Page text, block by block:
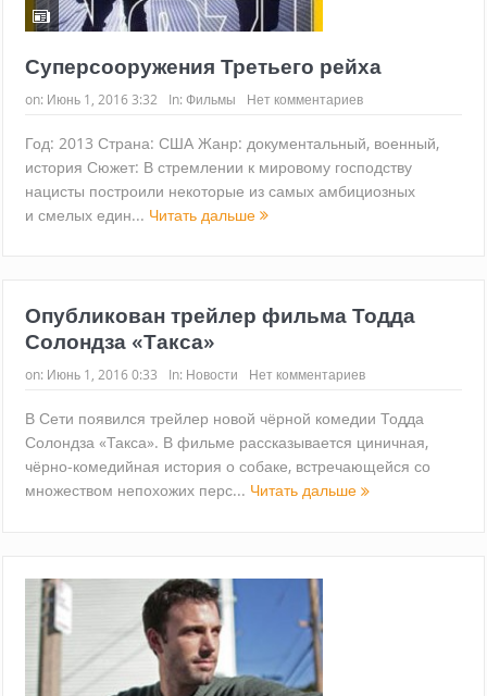
Суперсооружения Третьего рейха
on: Июнь 1, 2016 3:32 In: Фильмы Нет комментариев
Год: 2013 Страна: США Жанр: документальный, военный,
история Сюжет: В стремлении к мировому господству
нацисты построили некоторые из самых амбициозных
и смелых един... Читать дальше
Опубликован трейлер фильма Тодда
Солондза «Такса»
on: Июнь 1, 2016 0:33 In: Новости Нет комментариев
В Сети появился трейлер новой чёрной комедии Тодда
Солондза «Такса». В фильме рассказывается циничная,
чёрно-комедийная история о собаке, встречающейся со
множеством непохожих перс... Читать дальше